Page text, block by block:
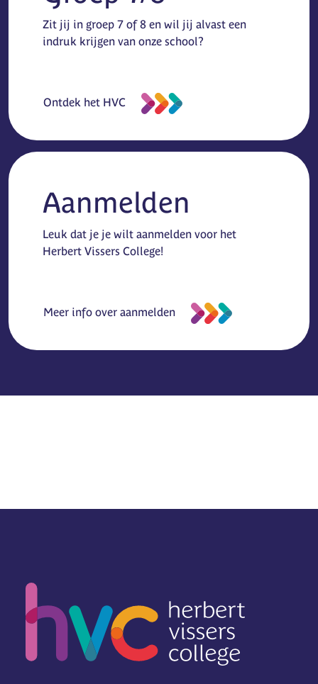
Zit jij in groep 7 of 8 en wil jij alvast een
indruk krijgen van onze school?
Ontdek het HVC
Aanmelden
Leuk dat je je wilt aanmelden voor het
Herbert Vissers College!
Meer info over aanmelden